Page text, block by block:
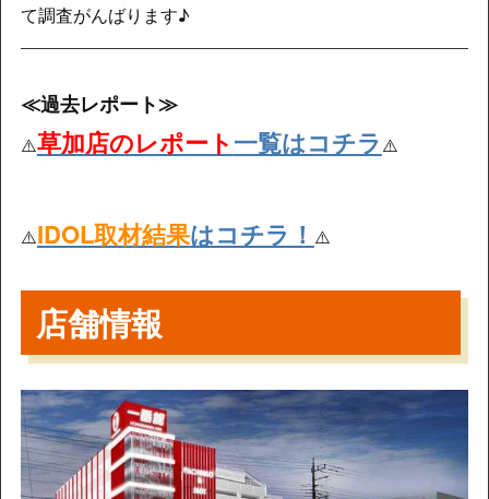
て調査がんばります♪
≪過去レポート≫
⚠️草加店のレポート一覧はコチラ⚠️
⚠️IDOL取材結果はコチラ！ ⚠️
店舗情報